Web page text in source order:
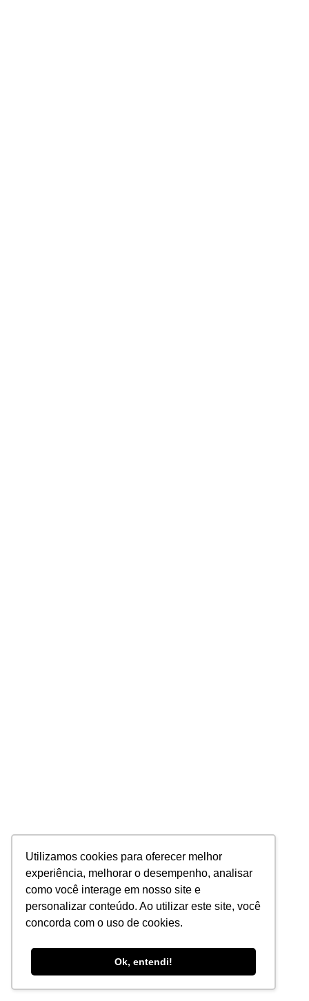
Utilizamos cookies para oferecer melhor
experiência, melhorar o desempenho, analisar
como você interage em nosso site e
personalizar conteúdo. Ao utilizar este site, você
concorda com o uso de cookies.
Ok, entendi!